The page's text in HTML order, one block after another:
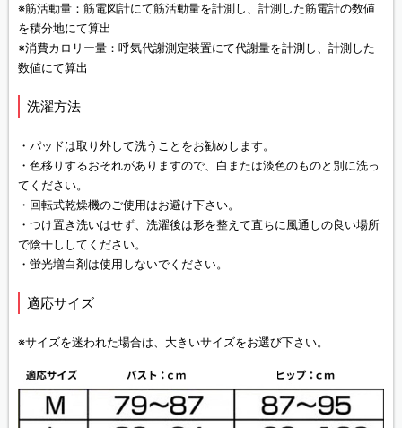
※筋活動量：筋電図計にて筋活動量を計測し、計測した筋電計の数値
を積分地にて算出
※消費カロリー量：呼気代謝測定装置にて代謝量を計測し、計測した
数値にて算出
洗濯方法
・パッドは取り外して洗うことをお勧めします。
・色移りするおそれがありますので、白または淡色のものと別に洗っ
てください。
・回転式乾燥機のご使用はお避け下さい。
・つけ置き洗いはせず、洗濯後は形を整えて直ちに風通しの良い場所
で陰干ししてください。
・蛍光増白剤は使用しないでください。
適応サイズ
※サイズを迷われた場合は、大きいサイズをお選び下さい。